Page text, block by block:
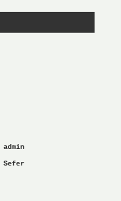
admin
Sefer